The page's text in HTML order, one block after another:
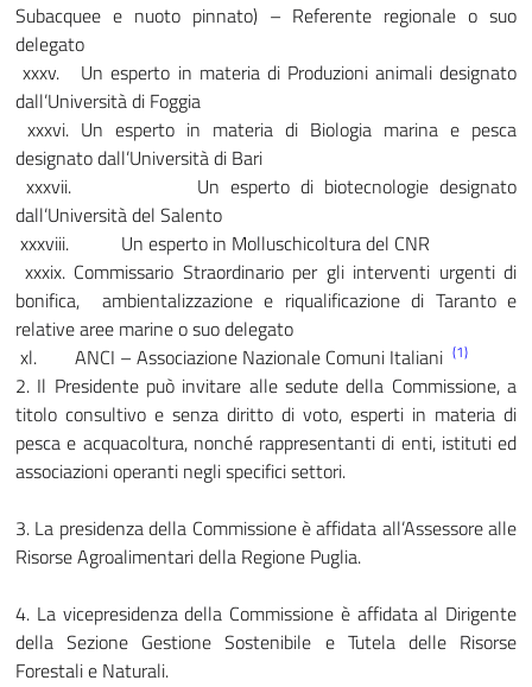
Subacquee e nuoto pinnato) – Referente regionale o suo
delegato
xxxv. Un esperto in materia di Produzioni animali designato
dall’Università di Foggia
xxxvi. Un esperto in materia di Biologia marina e pesca
designato dall’Università di Bari
xxxvii. Un esperto di biotecnologie designato
dall’Università del Salento
xxxviii. Un esperto in Molluschicoltura del CNR
xxxix. Commissario Straordinario per gli interventi urgenti di
bonifica, ambientalizzazione e riqualificazione di Taranto e
relative aree marine o suo delegato
xl. ANCI – Associazione Nazionale Comuni Italiani (1)
2. Il Presidente può invitare alle sedute della Commissione, a
titolo consultivo e senza diritto di voto, esperti in materia di
pesca e acquacoltura, nonché rappresentanti di enti, istituti ed
associazioni operanti negli specifici settori.
3. La presidenza della Commissione è affidata all’Assessore alle
Risorse Agroalimentari della Regione Puglia.
4. La vicepresidenza della Commissione è affidata al Dirigente
della Sezione Gestione Sostenibile e Tutela delle Risorse
Forestali e Naturali.